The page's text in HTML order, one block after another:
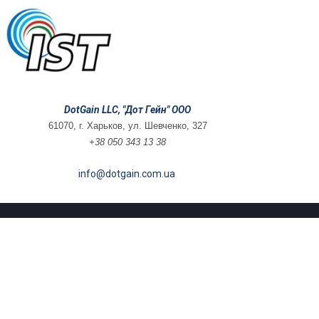
DotGain LLC, "Дот Гейн" ООО
61070, г. Харьков, ул. Шевченко, 327
+38 050 343 13 38
info@dotgain.com.ua